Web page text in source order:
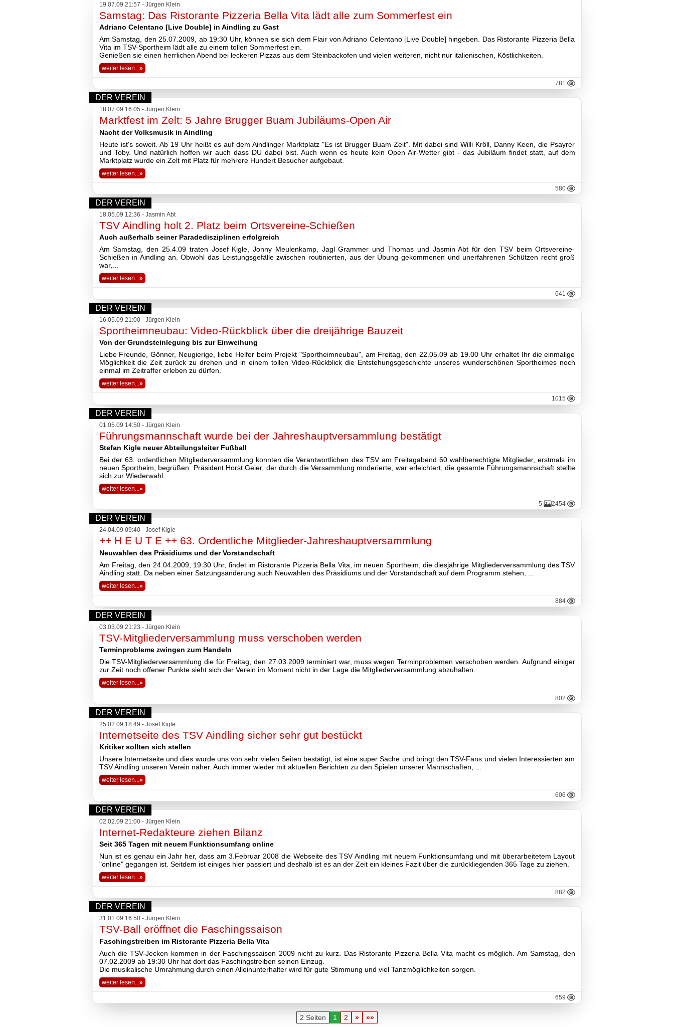
19.07.09 21:57 - Jürgen Klein
Samstag: Das Ristorante Pizzeria Bella Vita lädt alle zum Sommerfest ein
Adriano Celentano [Live Double] in Aindling zu Gast
Am Samstag, den 25.07.2009, ab 19:30 Uhr, können sie sich dem Flair von Adriano Celentano [Live Double] hingeben. Das Ristorante Pizzeria Bella
Vita im TSV-Sportheim lädt alle zu einem tollen Sommerfest ein.
Genießen sie einen herrlichen Abend bei leckeren Pizzas aus dem Steinbackofen und vielen weiteren, nicht nur italienischen, Köstlichkeiten.
weiter lesen...»
781
DER VEREIN
18.07.09 16:05 - Jürgen Klein
Marktfest im Zelt: 5 Jahre Brugger Buam Jubiläums-Open Air
Nacht der Volksmusik in Aindling
Heute ist's soweit. Ab 19 Uhr heißt es auf dem Aindlinger Marktplatz "Es ist Brugger Buam Zeit". Mit dabei sind Willi Kröll, Danny Keen, die Psayrer
und Toby. Und natürlich hoffen wir auch dass DU dabei bist. Auch wenn es heute kein Open Air-Wetter gibt - das Jubiläum findet statt, auf dem
Marktplatz wurde ein Zelt mit Platz für mehrere Hundert Besucher aufgebaut.
weiter lesen... »
580
DER VEREIN
18.05.09 12:36 - Jasmin Abt
TSV Aindling holt 2. Platz beim Ortsvereine-Schießen
Auch außerhalb seiner Paradedisziplinen erfolgreich
Am Samstag, den 25.4.09 traten Josef Kigle, Jonny Meulenkamp, Jagl Grammer und Thomas und Jasmin Abt für den TSV beim Ortsvereine-
Schießen in Aindling an. Obwohl das Leistungsgefälle zwischen routinierten, aus der Übung gekommenen und unerfahrenen Schützen recht groß
war,...
weiter lesen...»
641
DER VEREIN
16.05.09 21:00 - Jürgen Klein
Sportheimneubau: Video-Rückblick über die dreijährige Bauzeit
Von der Grundsteinlegung bis zur Einweihung
Liebe Freunde, Gönner, Neugierige, liebe Helfer beim Projekt "Sportheimneubau", am Freitag, den 22.05.09 ab 19.00 Uhr erhaltet Ihr die einmalige
Möglichkeit die Zeit zurück zu drehen und in einem tollen Video-Rückblick die Entstehungsgeschichte unseres wunderschönen Sportheimes noch
einmal im Zeitraffer erleben zu dürfen.
weiter lesen...»
1015
DER VEREIN
01.05.09 14:50 - Jürgen Klein
Führungsmannschaft wurde bei der Jahreshauptversammlung bestätigt
Stefan Kigle neuer Abteilungsleiter Fußball
Bei der 63. ordentlichen Mitgliederversammlung konnten die Verantwortlichen des TSV am Freitagabend 60 wahlberechtigte Mitglieder, erstmals im
neuen Sportheim, begrüßen. Präsident Horst Geier, der durch die Versammlung moderierte, war erleichtert, die gesamte Führungsmannschaft stellte
sich zur Wiederwahl.
weiter lesen...»
5 2454
DER VEREIN
24.04.09 09:40 - Josef Kigle
++ H E U T E ++ 63. Ordentliche Mitglieder-Jahreshauptversammlung
Neuwahlen des Präsidiums und der Vorstandschaft
Am Freitag, den 24.04.2009, 19:30 Uhr, findet im Ristorante Pizzeria Bella Vita, im neuen Sportheim, die diesjährige Mitgliederversammlung des TSV
Aindling statt. Da neben einer Satzungsänderung auch Neuwahlen des Präsidiums und der Vorstandschaft auf dem Programm stehen, ...
weiter lesen... »
884
DER VEREIN
03.03.09 21:23 - Jürgen Klein
TSV-Mitgliederversammlung muss verschoben werden
Terminprobleme zwingen zum Handeln
Die TSV-Mitgliederversammlung die für Freitag, den 27.03.2009 terminiert war, muss wegen Terminproblemen verschoben werden. Aufgrund einiger
zur Zeit noch offener Punkte sieht sich der Verein im Moment nicht in der Lage die Mitgliederversammlung abzuhalten.
weiter lesen...»
802
DER VEREIN
25.02.09 18:49 - Josef Kigle
Internetseite des TSV Aindling sicher sehr gut bestückt
Kritiker sollten sich stellen
Unsere Internetseite und dies wurde uns von sehr vielen Seiten bestätigt, ist eine super Sache und bringt den TSV-Fans und vielen Interessierten am
TSV Aindling unseren Verein näher. Auch immer wieder mit aktuellen Berichten zu den Spielen unserer Mannschaften, ...
weiter lesen...»
606
DER VEREIN
02.02.09 21:00 - Jürgen Klein
Internet-Redakteure ziehen Bilanz
Seit 365 Tagen mit neuem Funktionsumfang online
Nun ist es genau ein Jahr her, dass am 3.Februar 2008 die Webseite des TSV Aindling mit neuem Funktionsumfang und mit überarbeitetem Layout
"online" gegangen ist. Seitdem ist einiges hier passiert und deshalb ist es an der Zeit ein kleines Fazit über die zurückliegenden 365 Tage zu ziehen.
weiter lesen...»
882
DER VEREIN
31.01.09 16:50 - Jürgen Klein
TSV-Ball eröffnet die Faschingssaison
Faschingstreiben im Ristorante Pizzeria Bella Vita
Auch die TSV-Jecken kommen in der Faschingssaison 2009 nicht zu kurz. Das Ristorante Pizzeria Bella Vita macht es möglich. Am Samstag, den
07.02.2009 ab 19:30 Uhr hat dort das Faschingstreiben seinen Einzug.
Die musikalische Umrahmung durch einen Alleinunterhalter wird für gute Stimmung und viel Tanzmöglichkeiten sorgen.
weiter lesen... »
659
2 Seiten 1 2 » »»